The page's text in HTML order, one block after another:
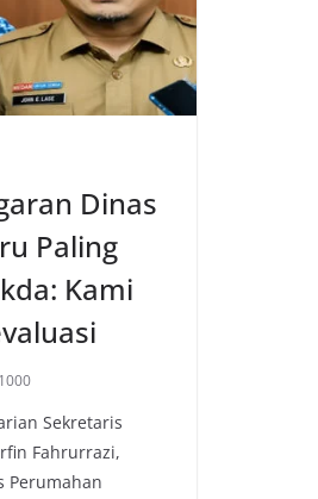
Dinas
Paling
Kami
Sekretaris
Fahrurrazi,
Perumahan